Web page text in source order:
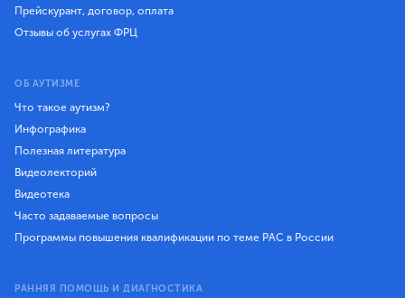
Прейскурант, договор, оплата
Отзывы об услугах ФРЦ
ОБ АУТИЗМЕ
Что такое аутизм?
Инфографика
Полезная литература
Видеолекторий
Видеотека
Часто задаваемые вопросы
Программы повышения квалификации по теме РАС в России
РАННЯЯ ПОМОЩЬ И ДИАГНОСТИКА